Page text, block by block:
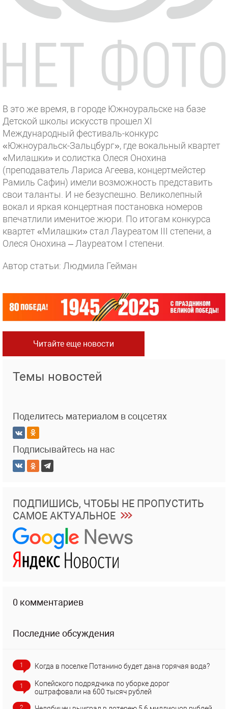
В это же время, в городе Южноуральске на базе
Детской школы искусств прошел XI
Международный фестиваль-конкурс
«Южноуральск-Зальцбург», где вокальный квартет
«Милашки» и солистка Олеся Онохина
(преподаватель Лариса Агеева, концертмейстер
Рамиль Сафин) имели возможность представить
свои таланты. И не безуспешно. Великолепный
вокал и яркая концертная постановка номеров
впечатлили именитое жюри. По итогам конкурса
квартет «Милашки» стал Лауреатом III степени, а
Олеся Онохина – Лауреатом I степени.
Автор статьи: Людмила Гейман
Читайте еще новости
Темы новостей
Поделитесь материалом в соцсетях
Подписывайтесь на нас
ПОДПИШИСЬ, ЧТОБЫ НЕ ПРОПУСТИТЬ
САМОЕ АКТУАЛЬНОЕ
0 комментариев
Последние обсуждения
1 Когда в поселке Потанино будет дана горячая вода?
1
Копейского подрядчика по уборке дорог
оштрафовали на 600 тысяч рублей
2